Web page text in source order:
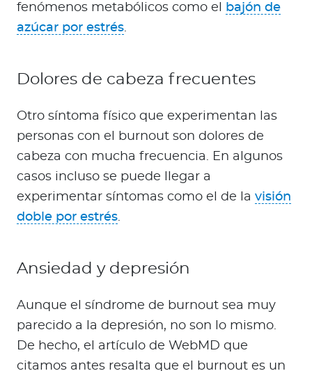
fenómenos metabólicos como el
bajón de
azúcar por estrés.
Dolores de cabeza frecuentes
Otro síntoma físico que experimentan las
personas con el burnout son dolores de
cabeza con mucha frecuencia. En algunos
casos incluso se puede llegar a
experimentar síntomas como el de la visión
doble por estrés.
Ansiedad y depresión
Aunque el síndrome de burnout sea muy
parecido a la depresión, no son lo mismo.
De hecho, el artículo de WebMD que
citamos antes resalta que el burnout es un